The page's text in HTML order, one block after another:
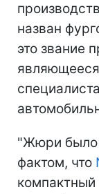
назван
это звание
"Жюри было
фактом, что
компактный